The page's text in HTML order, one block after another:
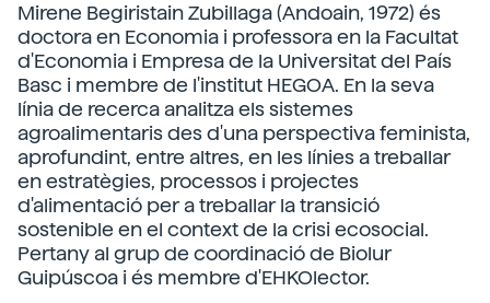
Mirene Begiristain Zubillaga (Andoain, 1972) és
doctora en Economia i professora en la Facultat
d'Economia i Empresa de la Universitat del País
Basc i membre de l'institut HEGOA. En la seva
línia de recerca analitza els sistemes
agroalimentaris des d'una perspectiva feminista,
aprofundint, entre altres, en les línies a treballar
en estratègies, processos i projectes
d'alimentació per a treballar la transició
sostenible en el context de la crisi ecosocial.
Pertany al grup de coordinació de Biolur
Guipúscoa i és membre d'EHKOlector.